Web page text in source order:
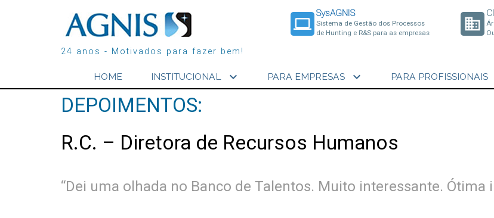
24 anos - Motivados para fazer bem!
laptop
SysAGNIS
Sistema de Gestão dos Processos
de Hunting e R&S para as empresas
business
HOME INSTITUCIONAL expand_more PARA EMPRESAS expand_more PARA PROFISSIONAIS
DEPOIMENTOS:
R.C. – Diretora de Recursos Humanos
“Dei uma olhada no Banco de Talentos. Muito interessante. Ótima